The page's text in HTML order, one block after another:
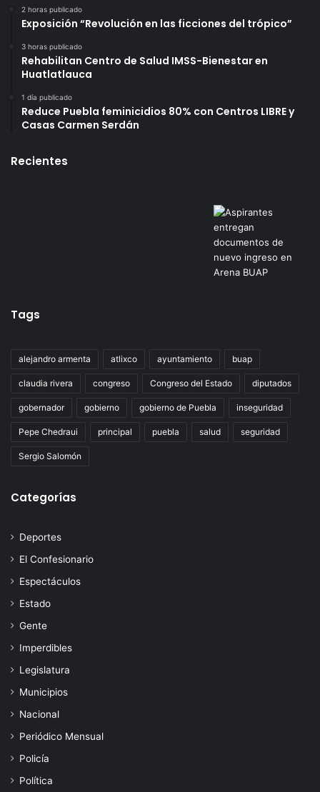
2 horas publicado
Exposición “Revolución en las ficciones del trópico”
3 horas publicado
Rehabilitan Centro de Salud IMSS-Bienestar en
Huatlatlauca
1 día publicado
Reduce Puebla feminicidios 80% con Centros LIBRE y
Casas Carmen Serdán
Recientes
Tags
alejandro armenta atlixco ayuntamiento buap
claudia rivera congreso Congreso del Estado diputados
gobernador gobierno gobierno de Puebla inseguridad
Pepe Chedraui principal puebla salud seguridad
Sergio Salomón
Categorías
Deportes
El Confesionario
Espectáculos
Estado
Gente
Imperdibles
Legislatura
Municipios
Nacional
Periódico Mensual
Policía
Política